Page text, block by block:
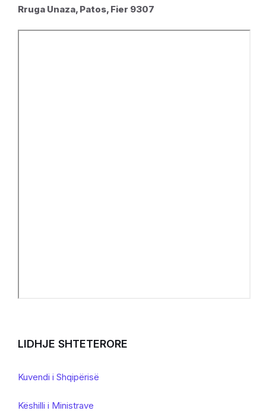
Rruga Unaza, Patos, Fier 9307
LIDHJE SHTETERORE
Kuvendi i Shqipërisë
Këshilli i Ministrave